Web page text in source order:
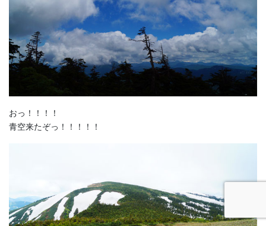
おっ！！！！
青空来たぞっ！！！！！